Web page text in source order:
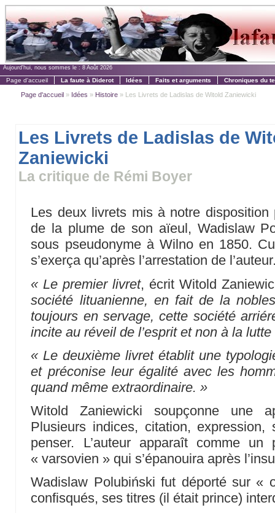
Aujourd'hui, nous sommes le : 8 Août 2026
Page d'accueil La faute à Diderot Idées Faits et arguments Chroniques du
Page d'accueil » Idées » Histoire » Les Livrets de Ladislas de Witold Zaniewicki
Les Livrets de Ladislas de
Zaniewicki
La critique de Rémi Boyer
Les deux livrets mis à notre
de la plume de son aïeul, Wadislaw
sous pseudonyme à Wilno en 1850.
s’exerça qu’après l’arrestation de
« Le premier livret, écrit Witold
société lituanienne, en fait de la
toujours en servage, cette société
incite au réveil de l’esprit et non à la
« Le deuxième livret établit une
et préconise leur égalité avec les
quand même extraordinaire. »
Witold Zaniewicki soupçonne une
Plusieurs indices, citation, expression,
penser. L’auteur apparaît comme un
« varsovien » qui s’épanouira après
Wadislaw Polubiński fut déporté sur «
confisqués, ses titres (il était prince)